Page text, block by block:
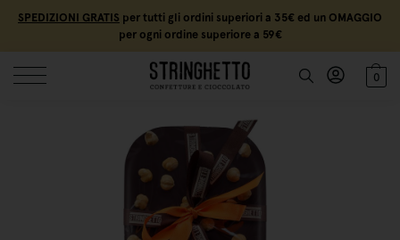
SPEDIZIONI GRATIS per tutti gli ordini superiori a 35€ ed un OMAGGIO
per ogni ordine superiore a 59€
0